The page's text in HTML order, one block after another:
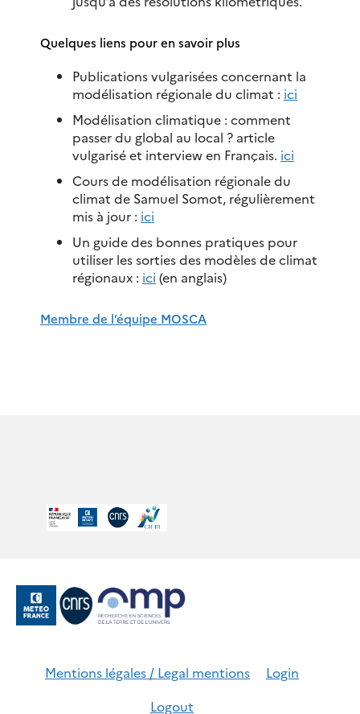
Quelques liens pour en savoir plus
Publications vulgarisées concernant la
modélisation régionale du climat : ici
Modélisation climatique : comment
passer du global au local ? article
vulgarisé et interview en Français. ici
Cours de modélisation régionale du
climat de Samuel Somot, régulièrement
mis à jour : ici
Un guide des bonnes pratiques pour
utiliser les sorties des modèles de climat
régionaux : ici (en anglais)
Membre de l’équipe MOSCA
Mentions légales / Legal mentions
Login
Logout